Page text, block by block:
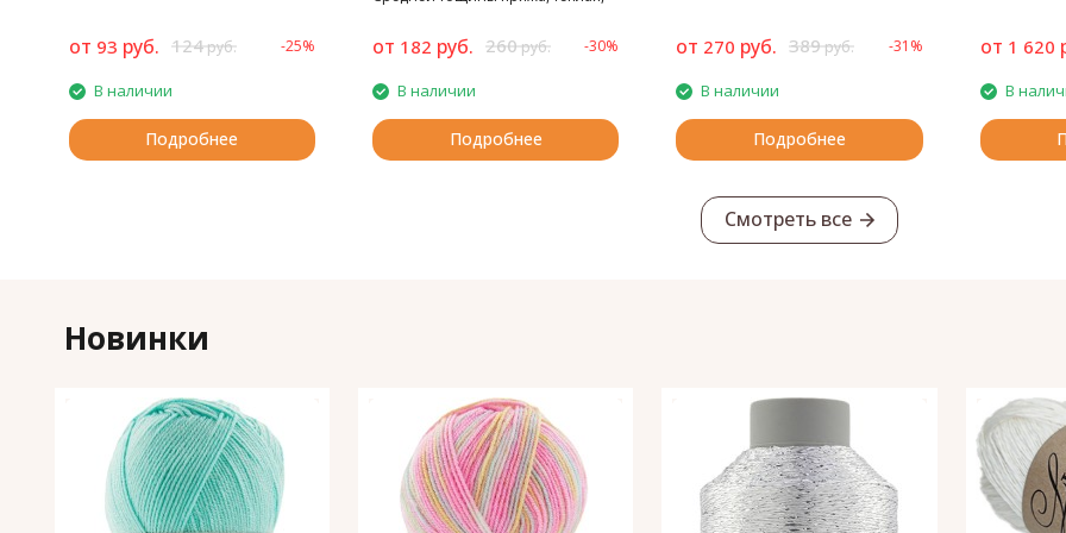
от 93 руб. 124руб. -25%
В наличии
Подробнее
от 182 руб. 260руб. -30%
В наличии
Подробнее
от 270 руб. 389руб. -31%
В наличии
Подробнее
от 1 620
В
Смотреть все
Новинки